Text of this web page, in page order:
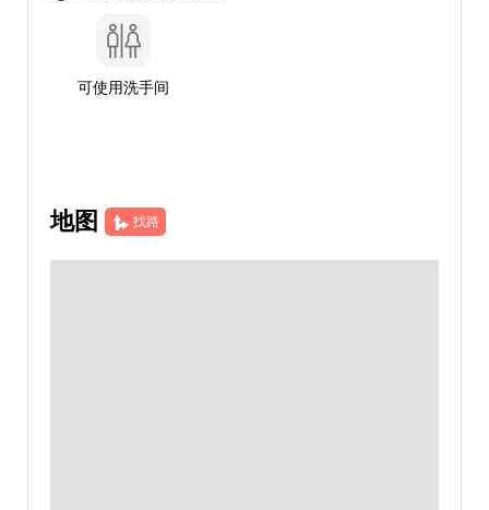
可使用洗手间
地图 找路